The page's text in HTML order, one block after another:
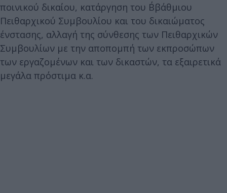
ποινικού δικαίου, κατάργηση του Β΄βάθμιου
Πειθαρχικού Συμβουλίου και του δικαιώματος
ένστασης, αλλαγή της σύνθεσης των Πειθαρχικών
Συμβουλίων με την αποπομπή των εκπροσώπων
των εργαζομένων και των δικαστών, τα εξαιρετικά
μεγάλα πρόστιμα κ.α.